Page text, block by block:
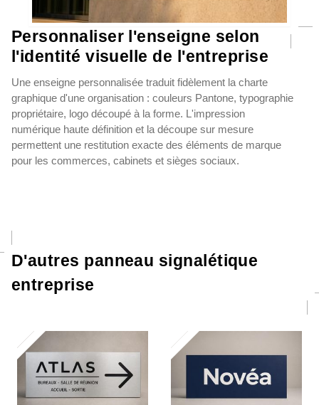
Personnaliser l'enseigne selon
l'identité visuelle de l'entreprise
Une enseigne personnalisée traduit fidèlement la charte
graphique d'une organisation : couleurs Pantone, typographie
propriétaire, logo découpé à la forme. L'impression
numérique haute définition et la découpe sur mesure
permettent une restitution exacte des éléments de marque
pour les commerces, cabinets et sièges sociaux.
D'autres panneau signalétique
entreprise